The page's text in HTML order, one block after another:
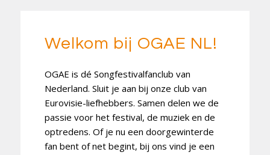
Welkom bij OGAE NL!
OGAE is dé Songfestivalfanclub van
Nederland. Sluit je aan bij onze club van
Eurovisie-liefhebbers. Samen delen we de
passie voor het festival, de muziek en de
optredens. Of je nu een doorgewinterde
fan bent of net begint, bij ons vind je een